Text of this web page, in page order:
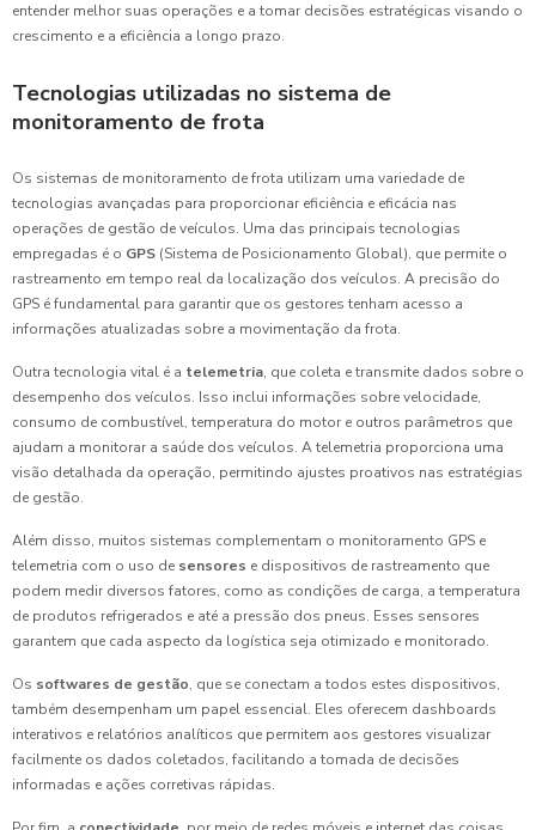
entender melhor suas operações e a tomar decisões estratégicas visando o
crescimento e a eficiência a longo prazo.
Tecnologias utilizadas no sistema de
monitoramento de frota
Os sistemas de monitoramento de frota utilizam uma variedade de
tecnologias avançadas para proporcionar eficiência e eficácia nas
operações de gestão de veículos. Uma das principais tecnologias
empregadas é o GPS (Sistema de Posicionamento Global), que permite o
rastreamento em tempo real da localização dos veículos. A precisão do
GPS é fundamental para garantir que os gestores tenham acesso a
informações atualizadas sobre a movimentação da frota.
Outra tecnologia vital é a telemetria, que coleta e transmite dados sobre o
desempenho dos veículos. Isso inclui informações sobre velocidade,
consumo de combustível, temperatura do motor e outros parâmetros que
ajudam a monitorar a saúde dos veículos. A telemetria proporciona uma
visão detalhada da operação, permitindo ajustes proativos nas estratégias
de gestão.
Além disso, muitos sistemas complementam o monitoramento GPS e
telemetria com o uso de sensores e dispositivos de rastreamento que
podem medir diversos fatores, como as condições de carga, a temperatura
de produtos refrigerados e até a pressão dos pneus. Esses sensores
garantem que cada aspecto da logística seja otimizado e monitorado.
Os softwares de gestão, que se conectam a todos estes dispositivos,
também desempenham um papel essencial. Eles oferecem dashboards
interativos e relatórios analíticos que permitem aos gestores visualizar
facilmente os dados coletados, facilitando a tomada de decisões
informadas e ações corretivas rápidas.